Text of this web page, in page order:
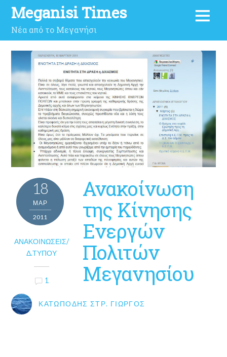
Meganisi Times
Νέα από το Μεγανήσι
18
ΜΑΡ
2011
ΑΝΑΚΟΙΝΏΣΕΙΣ/
Δ.ΤΎΠΟΥ
1
Ανακοίνωση
της Κίνησης
Ενεργών
Πολιτών
Μεγανησίου
ΚΑΤΩΠΌΔΗΣ ΣΤΡ. ΓΙΏΡΓΟΣ